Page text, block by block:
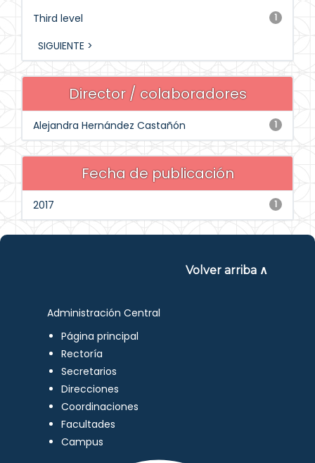
1
Third level
SIGUIENTE >
Director / colaboradores
1
Alejandra Hernández Castañón
Fecha de publicación
1
2017
Volver arriba ∧
Administración Central
Página principal
Rectoría
Secretarios
Direcciones
Coordinaciones
Facultades
Campus